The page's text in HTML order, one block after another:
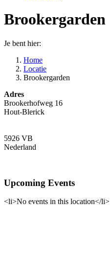
Brookergarden
Je bent hier:
Home
Locatie
Brookergarden
Adres
Brookerhofweg 16
Hout-Blerick
5926 VB
Nederland
Upcoming Events
<li>No events in this location</li>